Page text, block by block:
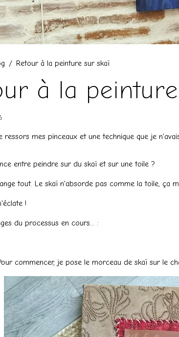
Retour à la peinture sur skaï
à la
ressors mes pinceaux et une technique que je
entre peindre sur du skaï et sur une toile ?
tout. Le skaï n'absorde pas comme la toile, ça
!
du processus en cours... :
commencer, je pose le morceau de skaï sur le